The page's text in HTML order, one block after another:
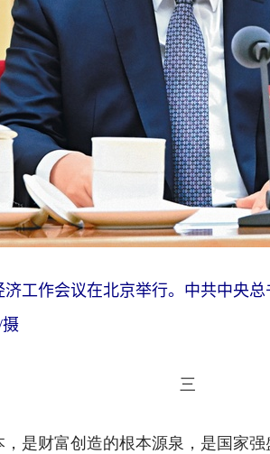
工作会议在北京举行。中共中央
三
财富创造的根本源泉，是国家强